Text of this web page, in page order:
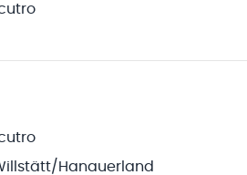
Hanauerland